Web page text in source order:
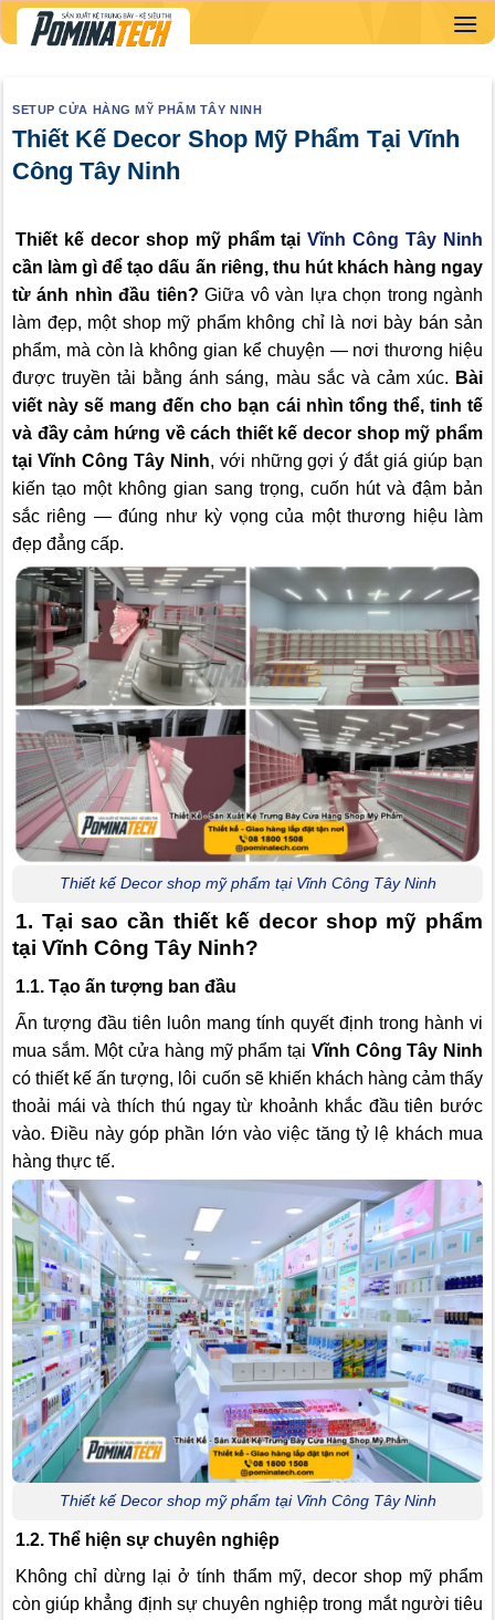
Skip
to
SETUP CỬA HÀNG MỸ PHẨM TÂY NINH
Thiết Kế Decor Shop Mỹ Phẩm Tại Vĩnh
Công Tây Ninh
Thiết kế decor shop mỹ phẩm tạiVĩnh Công Tây Ninh
cần làm gì để tạo dấu ấn riêng, thu hút khách hàng ngay
từ ánh nhìn đầu tiên?Giữa vô vàn lựa chọn trong ngành
làm đẹp, một shop mỹ phẩm không chỉ là nơi bày bán sản
phẩm, mà còn là không gian kể chuyện — nơi thương hiệu
được truyền tải bằng ánh sáng, màu sắc và cảm xúc. Bài
viết này sẽ mang đến cho bạn cái nhìn tổng thể, tinh tế
và đầy cảm hứng về cách thiết kế decor shop mỹ phẩm
tại Vĩnh Công Tây Ninh, với những gợi ý đắt giá giúp bạn
kiến tạo một không gian sang trọng, cuốn hút và đậm bản
sắc riêng — đúng như kỳ vọng của một thương hiệu làm
đẹp đẳng cấp.
Thiết kế Decor shop mỹ phẩm tại Vĩnh Công Tây Ninh
1. Tại sao cần thiết kế decor shop mỹ phẩm
tại Vĩnh Công Tây Ninh?
1.1. Tạo ấn tượng ban đầu
Ấn tượng đầu tiên luôn mang tính quyết định trong hành vi
mua sắm. Một cửa hàng mỹ phẩm tại Vĩnh Công Tây Ninh
có thiết kế ấn tượng, lôi cuốn sẽ khiến khách hàng cảm thấy
thoải mái và thích thú ngay từ khoảnh khắc đầu tiên bước
vào. Điều này góp phần lớn vào việc tăng tỷ lệ khách mua
hàng thực tế.
Thiết kế Decor shop mỹ phẩm tại Vĩnh Công Tây Ninh
1.2. Thể hiện sự chuyên nghiệp
Không chỉ dừng lại ở tính thẩm mỹ, decor shop mỹ phẩm
còn giúp khẳng định sự chuyên nghiệp trong mắt người tiêu